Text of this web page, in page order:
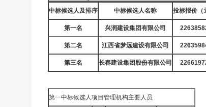
中标候选人及排序 中标候选人名称 投标报价（
第一名 兴润建设集团有限公司
第二名 江西省梦远建设有限公司
第三名 长春建设集团股份有限公司
第一中标候选人项目管理机构主要人员